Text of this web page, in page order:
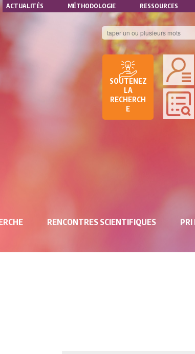
Aller
DE
DE
SOUTENEZ
LA
RECHERCH
E
RENCONTRES SCIENTIFIQUES
PRI
NAVIGATION
SECONDAIRE
ACTUALITÉS MÉTHODOLOGIE RESSOURCES